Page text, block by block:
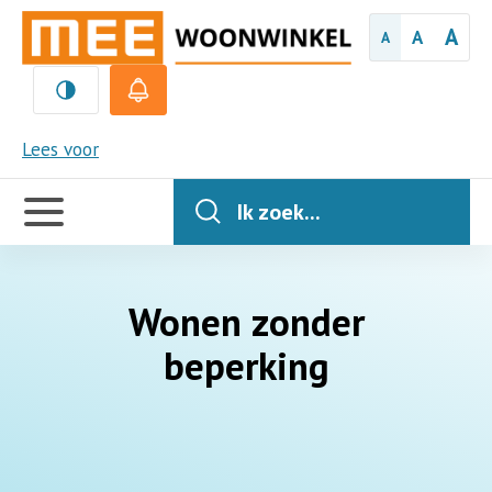
A A A
Lees voor
MEE
Handige
links
Ik zoek...
Wonen zonder
beperking